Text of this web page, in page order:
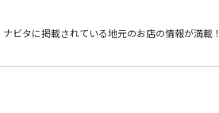
ナビタに掲載されている地元のお店の情報が満載！